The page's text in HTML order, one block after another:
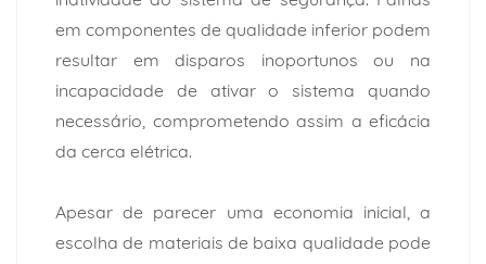
em componentes de qualidade inferior podem
resultar em disparos inoportunos ou na
incapacidade de ativar o sistema quando
necessário, comprometendo assim a eficácia
da cerca elétrica.
Apesar de parecer uma economia inicial, a
escolha de materiais de baixa qualidade pode